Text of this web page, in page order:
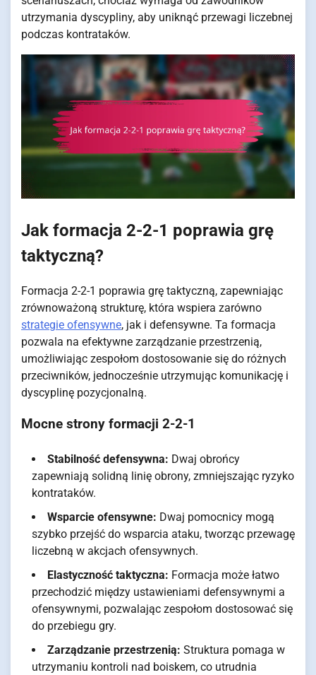
utrzymania dyscypliny, aby uniknąć przewagi liczebnej
podczas kontrataków.
Jak formacja 2-2-1 poprawia grę
taktyczną?
Formacja 2-2-1 poprawia grę taktyczną, zapewniając
zrównoważoną strukturę, która wspiera zarówno
strategie ofensywne, jak i defensywne. Ta formacja
pozwala na efektywne zarządzanie przestrzenią,
umożliwiając zespołom dostosowanie się do różnych
przeciwników, jednocześnie utrzymując komunikację i
dyscyplinę pozycjonalną.
Mocne strony formacji 2-2-1
Stabilność defensywna: Dwaj obrońcy
zapewniają solidną linię obrony, zmniejszając ryzyko
kontrataków.
Wsparcie ofensywne: Dwaj pomocnicy mogą
szybko przejść do wsparcia ataku, tworząc przewagę
liczebną w akcjach ofensywnych.
Elastyczność taktyczna: Formacja może łatwo
przechodzić między ustawieniami defensywnymi a
ofensywnymi, pozwalając zespołom dostosować się
do przebiegu gry.
Zarządzanie przestrzenią: Struktura pomaga w
utrzymaniu kontroli nad boiskem, co utrudnia